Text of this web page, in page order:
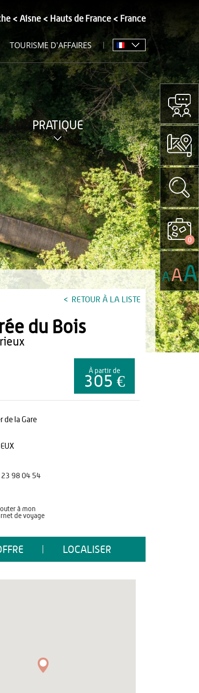
Aisne Hauts de France France
TOURISME D'AFFAIRES
PRATIQUE
RETOUR À LA LISTE
du Bois
À partir de
305 €
de la Gare
98 04 54
à mon
de voyage
LOCALISER
0
AAA